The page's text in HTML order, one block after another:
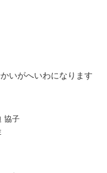
いがへいわになります
協子